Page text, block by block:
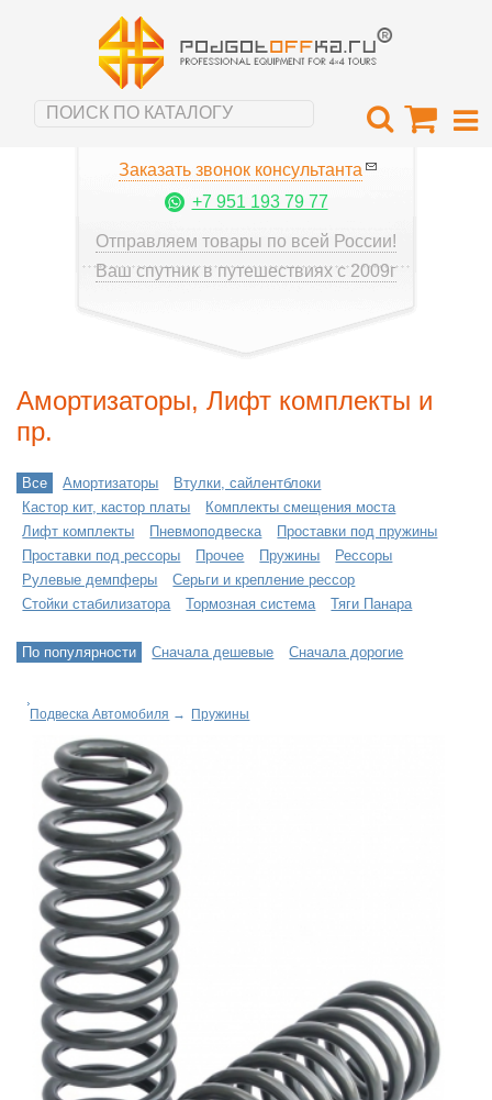
Заказать звонок консультанта
+7 951 193 79 77
Отправляем товары по всей России!
Ваш спутник в путешествиях с 2009г
Амортизаторы, Лифт комплекты и
пр.
Все Амортизаторы
Втулки, сайлентблоки
Кастор кит, кастор платы
Комплекты смещения моста
Лифт комплекты
Пневмоподвеска
Проставки под пружины
Проставки под рессоры
Прочее Пружины
Рессоры
Рулевые демпферы
Серьги и крепление рессор
Стойки стабилизатора
Тормозная система Тяги Панара
По популярности Сначала дешевые Сначала дорогие
Подвеска Автомобиля → Пружины